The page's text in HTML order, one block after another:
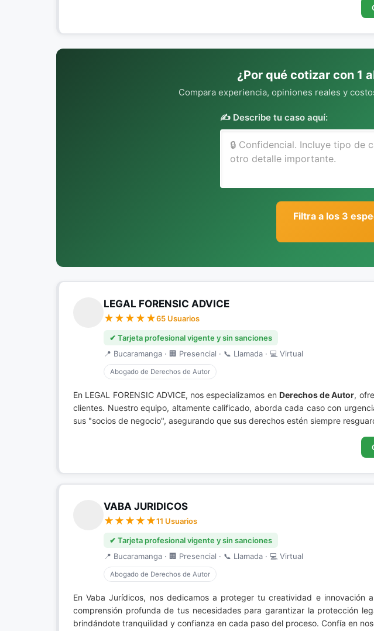
¿Por qué cotizar con 1
Compara experiencia, opiniones reales y
✍️ Describe tu caso aquí:
Filtra a los 3
LEGAL FORENSIC ADVICE
65 Usuarios
✔ Tarjeta profesional vigente y sin sanciones
📍 Bucaramanga · 🏢 Presencial · 📞 Llamada · 💻 Virtual
Abogado de Derechos de Autor
En LEGAL FORENSIC ADVICE, nos especializamos en Derechos de Autor,
clientes. Nuestro equipo, altamente calificado, aborda cada caso con
sus "socios de negocio", asegurando que sus derechos estén siempre
VABA JURIDICOS
11 Usuarios
✔ Tarjeta profesional vigente y sin sanciones
📍 Bucaramanga · 🏢 Presencial · 📞 Llamada · 💻 Virtual
Abogado de Derechos de Autor
En Vaba Jurídicos, nos dedicamos a proteger tu creatividad e innovación
comprensión profunda de tus necesidades para garantizar la protección
brindándote tranquilidad y confianza en cada paso del proceso. Confía en